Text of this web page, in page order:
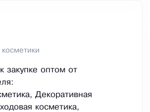
косметики
закупке оптом от
Декоративная
косметика,